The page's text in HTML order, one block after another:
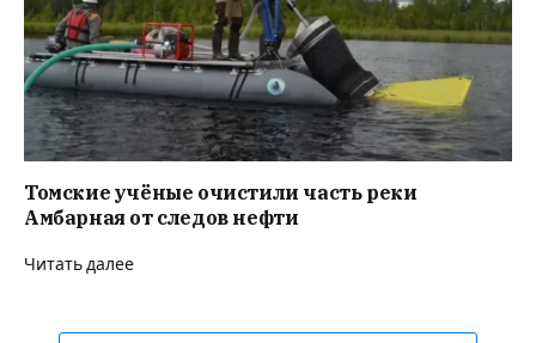
Томские учёные очистили часть реки
Амбарная от следов нефти
Читать далее